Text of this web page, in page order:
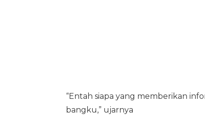
“Entah siapa yang memberikan
bangku,” ujarnya